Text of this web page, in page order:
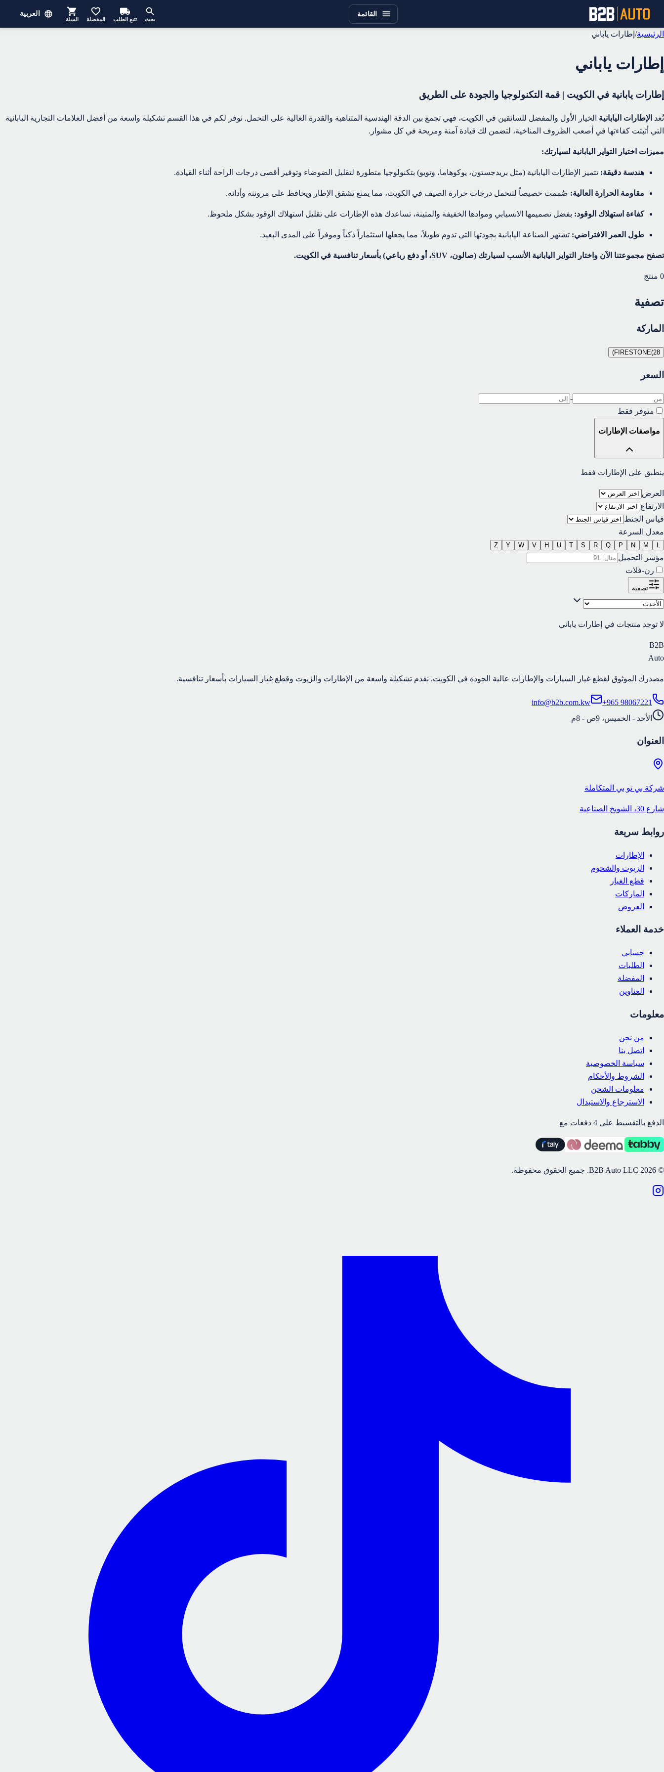
القائمة
بحث تتبع الطلب المفضلة السلة
العربية
الرئيسية/ إطارات ياباني
إطارات ياباني
إطارات يابانية في الكويت | قمة التكنولوجيا والجودة على الطريق
تُعد الإطارات اليابانية الخيار الأول والمفضل للسائقين في الكويت، فهي تجمع بين الدقة الهندسية المتناهية والقدرة العالية على التحمل. نوفر لكم في هذا القسم تشكيلة واسعة من أفضل العلامات التجارية اليابانية
التي أثبتت كفاءتها في أصعب الظروف المناخية، لتضمن لك قيادة آمنة ومريحة في كل مشوار.
مميزات اختيار التواير اليابانية لسيارتك:
هندسة دقيقة: تتميز الإطارات اليابانية (مثل بريدجستون، يوكوهاما، وتويو) بتكنولوجيا متطورة لتقليل الضوضاء وتوفير أقصى درجات الراحة أثناء القيادة.
مقاومة الحرارة العالية: صُممت خصيصاً لتتحمل درجات حرارة الصيف في الكويت، مما يمنع تشقق الإطار ويحافظ على مرونته وأدائه.
كفاءة استهلاك الوقود: بفضل تصميمها الانسيابي وموادها الخفيفة والمتينة، تساعدك هذه الإطارات على تقليل استهلاك الوقود بشكل ملحوظ.
طول العمر الافتراضي: تشتهر الصناعة اليابانية بجودتها التي تدوم طويلاً، مما يجعلها استثماراً ذكياً وموفراً على المدى البعيد.
تصفح مجموعتنا الآن واختار التواير اليابانية الأنسب لسيارتك (صالون، SUV، أو دفع رباعي) بأسعار تنافسية في الكويت.
0 منتج
تصفية
الماركة
FIRESTONE(28
)
السعر
-
متوفر فقط
مواصفات الإطارات
ينطبق على الإطارات فقط
العرض
الارتفاع
قياس الجنط
معدل السرعة
M
N
P
Q
R
S
T
U
H
V
W
Y
Z
مؤشر التحميل
رن-فلات
تصفية
لا توجد منتجات في إطارات ياباني
B2B
Auto
مصدرك الموثوق لقطع غيار السيارات والإطارات عالية الجودة في الكويت. نقدم تشكيلة واسعة من الإطارات والزيوت وقطع غيار السيارات بأسعار تنافسية.
+965 98067221
info@b2b.com.kw
الأحد - الخميس، 9ص - 8م
العنوان
شركة بي تو بي المتكاملة
شارع 30، الشويخ الصناعية
روابط سريعة
الإطارات
الزيوت والشحوم
قطع الغيار
الماركات
العروض
خدمة العملاء
حسابي
الطلبات
المفضلة
العناوين
معلومات
من نحن
اتصل بنا
سياسة الخصوصية
الشروط والأحكام
معلومات الشحن
الاسترجاع والاستبدال
الدفع بالتقسيط على 4 دفعات مع
©
2026 جميع الحقوق محفوظة.